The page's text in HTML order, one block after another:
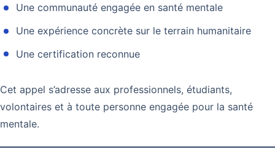
Une communauté engagée en santé mentale
Une expérience concrète sur le terrain humanitaire
Une certification reconnue
Cet appel s’adresse aux professionnels, étudiants,
volontaires et à toute personne engagée pour la santé
mentale.